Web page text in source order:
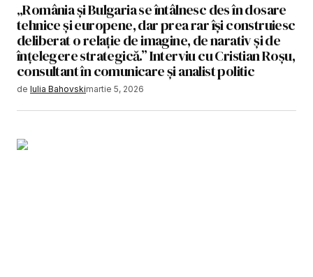
„România și Bulgaria se întâlnesc des în dosare
tehnice și europene, dar prea rar își construiesc
deliberat o relație de imagine, de narativ și de
înțelegere strategică.” Interviu cu Cristian Roșu,
consultant în comunicare și analist politic
de Iulia Bahovskimartie 5, 2026